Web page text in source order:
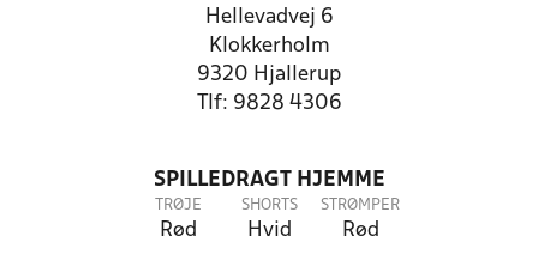
Hellevadvej 6
Klokkerholm
9320 Hjallerup
Tlf: 9828 4306
SPILLEDRAGT HJEMME
TRØJE
Rød
SHORTS
Hvid
STRØMPER
Rød